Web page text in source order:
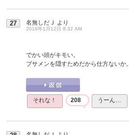
27 名無しだＪ より
2016年1月12日 8:32 AM
でかい頭がキモい。
ブサメンを隠すためだから仕方ないか。
それな！ 208 うーん…